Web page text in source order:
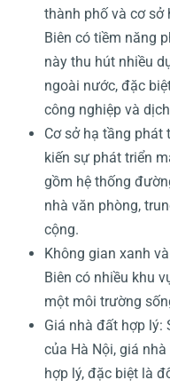
thành phố và cơ sở
Biên có tiềm năng
này thu hút nhiều
ngoài nước, đặc
công nghiệp và
Cơ sở hạ tầng phát
kiến sự phát triển
gồm hệ thống
nhà văn phòng,
cộng.
Không gian xanh
Biên có nhiều khu
một môi trường
Giá nhà đất hợp lý:
của Hà Nội, giá
hợp lý, đặc biệt là